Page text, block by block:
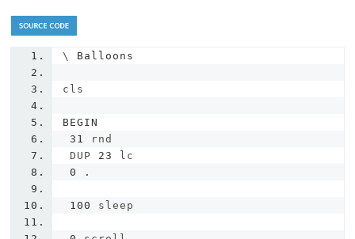
\ Balloons
cls
BEGIN
31
rnd
DUP 23
lc
0
.
100 sleep